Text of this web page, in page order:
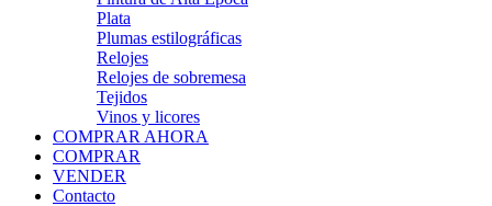
Plata
Plumas estilográficas
Relojes
Relojes de sobremesa
Tejidos
Vinos y licores
COMPRAR AHORA
COMPRAR
VENDER
Contacto